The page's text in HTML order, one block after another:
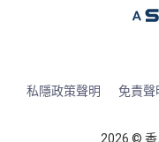
私隱政策聲明 免責聲
2026 © 香